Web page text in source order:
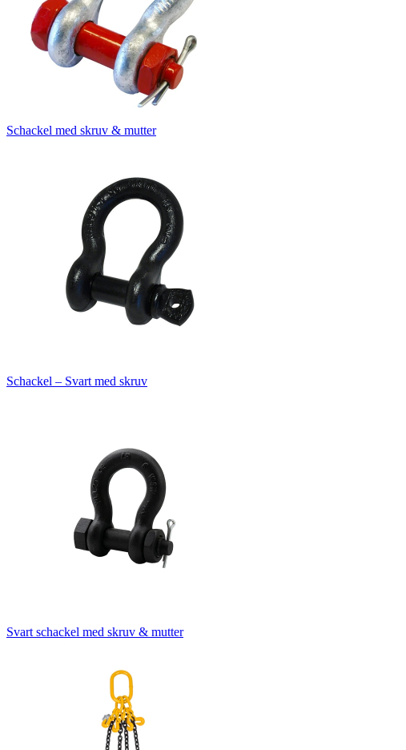
Schackel med skruv & mutter
Schackel – Svart med skruv
Svart schackel med skruv & mutter